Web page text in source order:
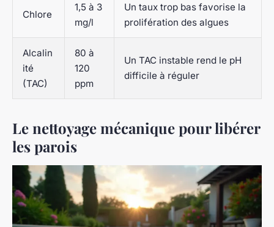
Chlore
1,5 à 3
mg/l
Un taux trop bas favorise la
prolifération des algues
Alcalin
ité
(TAC)
80 à
120
ppm
Un TAC instable rend le pH
difficile à réguler
Le nettoyage mécanique pour libérer
les parois